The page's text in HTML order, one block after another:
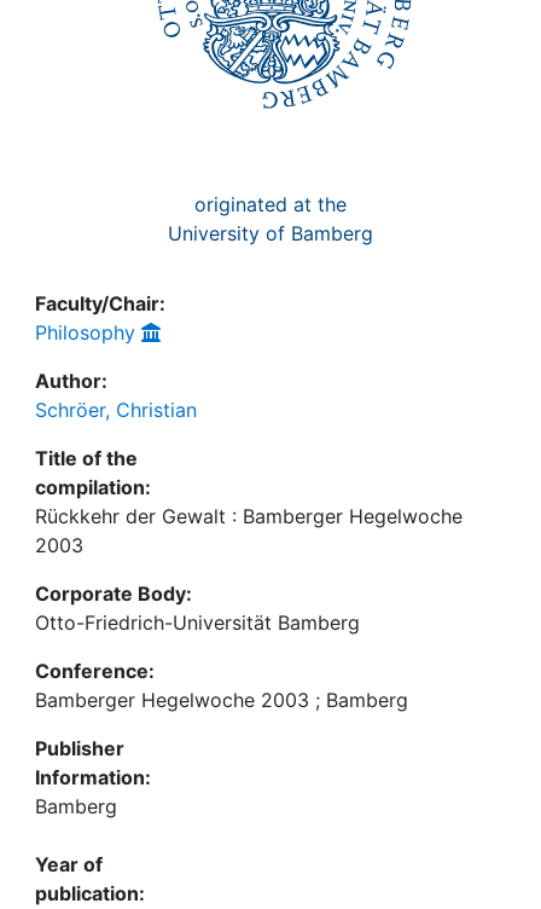
originated at the
University of Bamberg
Faculty/Chair:
Philosophy
Author:
Schröer, Christian
Title of the
compilation:
Rückkehr der Gewalt : Bamberger Hegelwoche
2003
Corporate Body:
Otto-Friedrich-Universität Bamberg
Conference:
Bamberger Hegelwoche 2003 ; Bamberg
Publisher
Information:
Bamberg
Year of
publication: